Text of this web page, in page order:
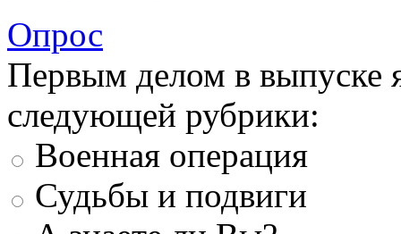
Опрос
Первым делом в выпуске
следующей рубрики:
Военная операция
Судьбы и подвиги